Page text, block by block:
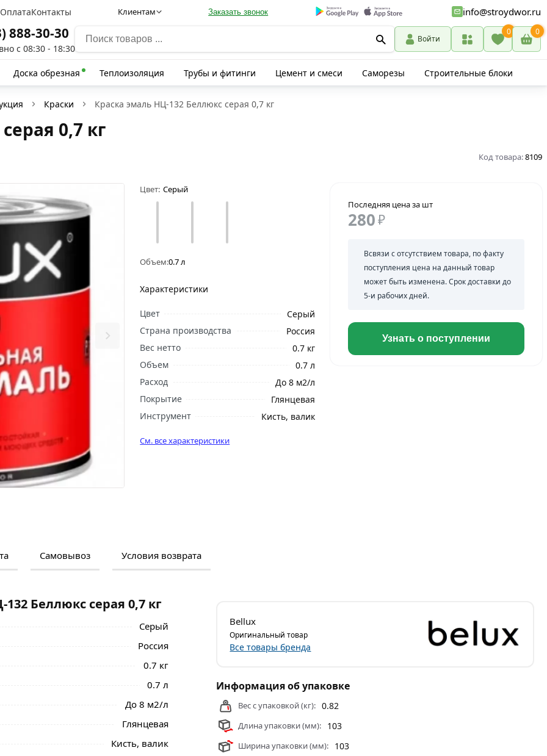
ОплатаКонтакты Клиентам Заказать звонок info@stroydwor.ru
888-30-30
с 08:30 - 18:30
Войти
0 0
Доска обрезная Теплоизоляция Трубы и фитинги Цемент и смеси Саморезы Строительные блоки
Краски Краска эмаль НЦ-132 Беллюкс серая 0,7 кг
0,7 кг
Код товара:8109
Цвет: Серый
Объем:0.7 л
Характеристики
Цвет
Серый
Страна производства
Россия
Вес нетто
0.7 кг
Объем
0.7 л
Расход
До 8 м2/л
Покрытие
Глянцевая
Инструмент
Кисть, валик
См. все характеристики
Последняя цена за шт
280₽
Всвязи с отсутствием товара, по факту
поступления цена на данный товар
может быть изменена. Срок доставки до
5-и рабочих дней.
Узнать о поступлении
Самовывоз Условия возврата
и отзывами о товаре, чтобы сделать
шпон, ДВП, ДСП и т.п.),
поверхностей или ранее окрашенных
и других загрязнений.
окраской металлических
грунтом.
серая 0,7 кг из категории
Беллюкс серая 0,7 кг
Серый
Россия
0.7 кг
0.7 л
До 8 м2/л
Глянцевая
Кисть, валик
Bellux
Оригинальный товар
Все товары бренда
Информация об упаковке
Вес с упаковкой (кг): 0.82
Длина упаковки (мм): 103
Ширина упаковки (мм): 103